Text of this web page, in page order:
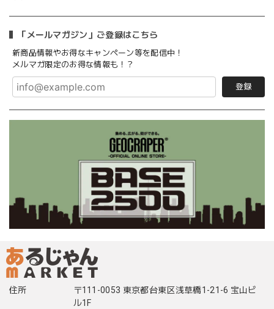
「メールマガジン」ご登録はこちら
新商品情報やお得なキャンペーン等を配信中！
メルマガ限定のお得な情報も！？
登録
住所
〒111-0053 東京都台東区浅草橋1-21-6 宝山ビ
ル1F